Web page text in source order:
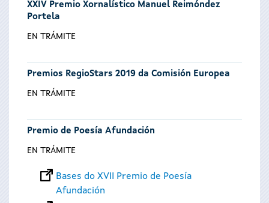
XXIV Premio Xornalístico Manuel Reimóndez
Portela
EN TRÁMITE
Premios RegioStars 2019 da Comisión Europea
EN TRÁMITE
Premio de Poesía Afundación
EN TRÁMITE
Bases do XVII Premio de Poesía
Afundación